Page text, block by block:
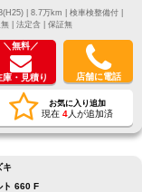
| 法定含 | 保証無
＼無料／
庫・見積り 店舗に電話
お気に入り追加
現在 4人が追加済
キ
ト 660 F